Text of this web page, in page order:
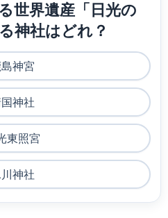
世界遺産「日光の
神社はどれ？
神宮
神社
東照宮
神社